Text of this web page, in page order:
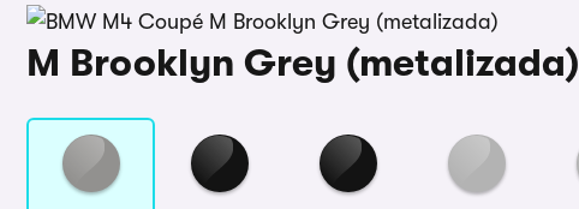
M Brooklyn Grey (metalizada)